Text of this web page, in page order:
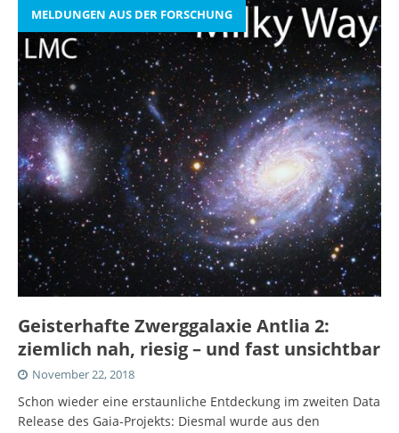
MELDUNGEN AUS DER FORSCHUNG
Geisterhafte Zwerggalaxie Antlia 2:
ziemlich nah, riesig – und fast unsichtbar
November 22, 2018
Schon wieder eine erstaunliche Entdeckung im zweiten Data
Release des Gaia-Projekts: Diesmal wurde aus den